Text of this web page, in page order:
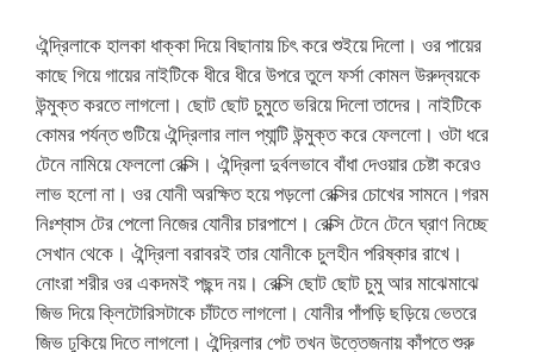
ঐন্দ্রিলাকে হালকা ধাক্কা দিয়ে বিছানায় চিৎ করে শুইয়ে দিলো। ওর পায়ের
কাছে গিয়ে গায়ের নাইটিকে ধীরে ধীরে উপরে তুলে ফর্সা কোমল উরুদ্বয়কে
উন্মুক্ত করতে লাগলো। ছোট ছোট চুমুতে ভরিয়ে দিলো তাদের। নাইটিকে
কোমর পর্যন্ত গুটিয়ে ঐন্দ্রিলার লাল প্যান্টি উন্মুক্ত করে ফেললো। ওটা ধরে
টেনে নামিয়ে ফেললো রেক্সি। ঐন্দ্রিলা দুর্বলভাবে বাঁধা দেওয়ার চেষ্টা করেও
লাভ হলো না। ওর যোনী অরক্ষিত হয়ে পড়লো রেক্সির চোখের সামনে।গরম
নিঃশ্বাস টের পেলো নিজের যোনীর চারপাশে। রেক্সি টেনে টেনে ঘ্রাণ নিচ্ছে
সেখান থেকে। ঐন্দ্রিলা বরাবরই তার যোনীকে চুলহীন পরিষ্কার রাখে।
নোংরা শরীর ওর একদমই পছন্দ নয়। রেক্সি ছোট ছোট চুমু আর মাঝেমাঝে
জিভ দিয়ে ক্লিটোরিসটাকে চাঁটতে লাগলো। যোনীর পাঁপড়ি ছড়িয়ে ভেতরে
জিভ ঢুকিয়ে দিতে লাগলো। ঐন্দ্রিলার পেট তখন উত্তেজনায় কাঁপতে শুরু